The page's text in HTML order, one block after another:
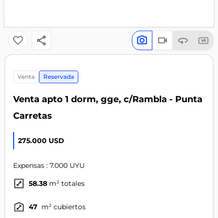
venta Reservada
Venta apto 1 dorm, gge, c/Rambla - Punta
Carretas
275.000 USD
Expensas : 7.000 UYU
58.38 m² totales
47 m² cubiertos